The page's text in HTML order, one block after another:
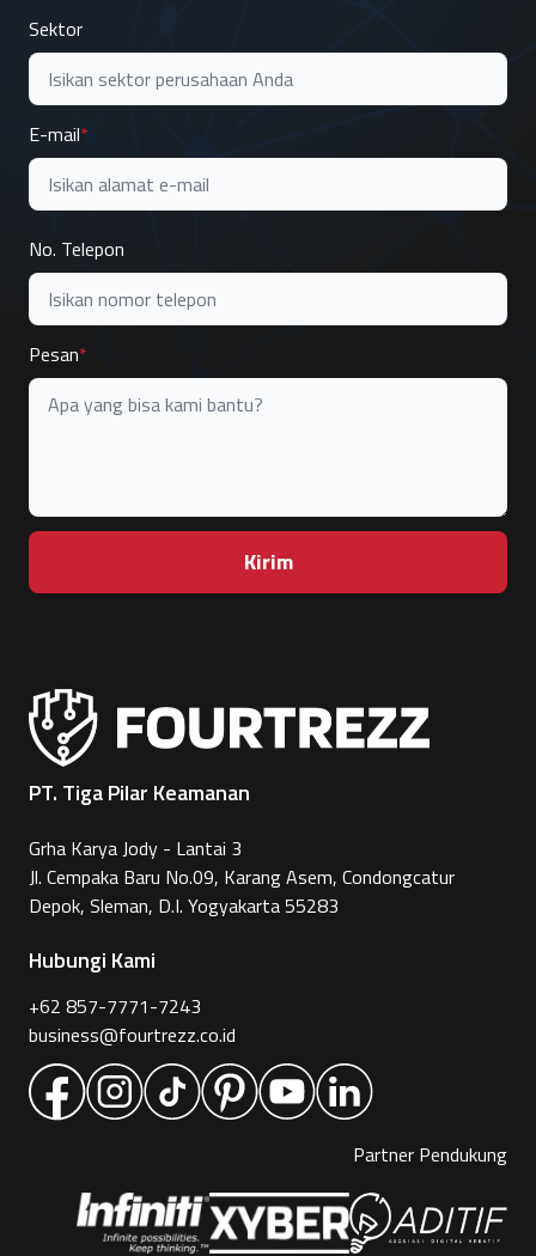
Sektor
E-mail
No. Telepon
Pesan
Kirim
PT. Tiga Pilar Keamanan
Grha Karya Jody - Lantai 3
Jl. Cempaka Baru No.09, Karang Asem, Condongcatur
Depok, Sleman, D.I. Yogyakarta 55283
Hubungi Kami
+62 857-7771-7243
business@fourtrezz.co.id
Partner Pendukung